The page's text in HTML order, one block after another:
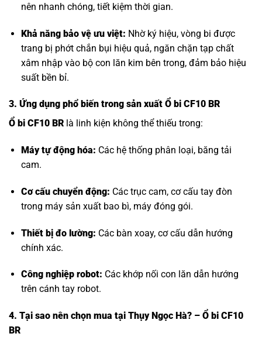
nên nhanh chóng, tiết kiệm thời gian.
Khả năng bảo vệ ưu việt: Nhờ ký hiệu, vòng bi được
trang bị phớt chắn bụi hiệu quả, ngăn chặn tạp chất
xâm nhập vào bộ con lăn kim bên trong, đảm bảo hiệu
suất bền bỉ.
3. Ứng dụng phổ biến trong sản xuất Ổ bi CF10 BR
Ổ bi CF10 BR là linh kiện không thể thiếu trong:
Máy tự động hóa: Các hệ thống phân loại, băng tải
cam.
Cơ cấu chuyển động: Các trục cam, cơ cấu tay đòn
trong máy sản xuất bao bì, máy đóng gói.
Thiết bị đo lường: Các bàn xoay, cơ cấu dẫn hướng
chính xác.
Công nghiệp robot: Các khớp nối con lăn dẫn hướng
trên cánh tay robot.
4. Tại sao nên chọn mua tại Thụy Ngọc Hà? – Ổ bi CF10
BR